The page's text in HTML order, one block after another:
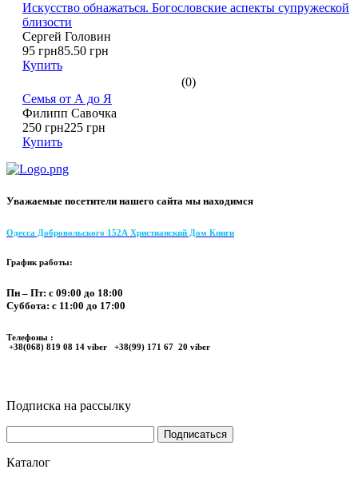
Искусство обнажаться. Богословские аспекты супружеской
близости
Сергей Головин
95 грн85.50 грн
Купить
(0)
Семья от А до Я
Филипп Савочка
250 грн225 грн
Купить
Уважаемые посетители нашего сайта мы находимся
Одесса Добровольского 152А Христианский Дом Книги
График работы:
Пн – Пт: с 09:00 до 18:00
Суббота: с 11:00 до 17:00
Телефоны :
+38(068) 819 08 14 viber +38(99) 171 67 20 viber
Подписка на рассылку
Каталог